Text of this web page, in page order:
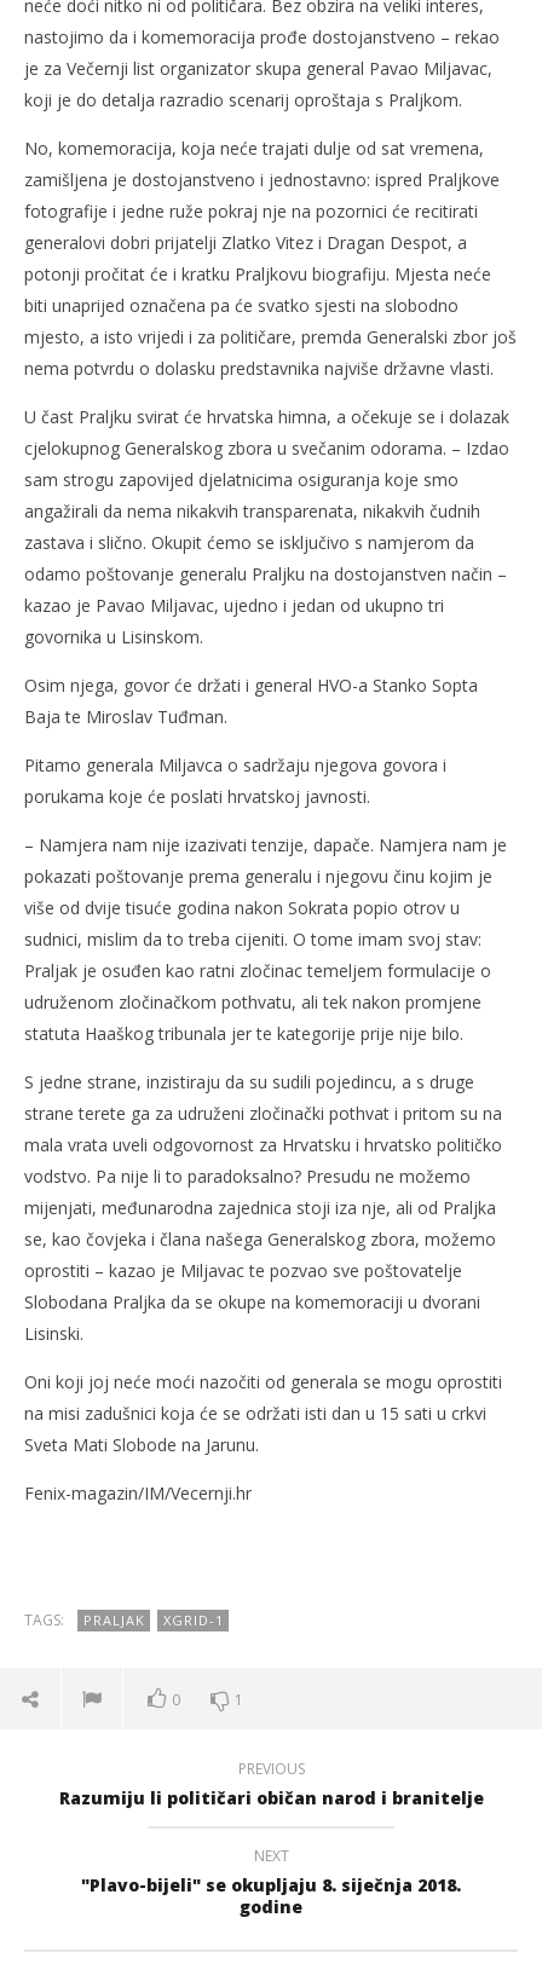
neće doći nitko ni od političara. Bez obzira na veliki interes,
nastojimo da i komemoracija prođe dostojanstveno – rekao
je za Večernji list organizator skupa general Pavao Miljavac,
koji je do detalja razradio scenarij oproštaja s Praljkom.
No, komemoracija, koja neće trajati dulje od sat vremena,
zamišljena je dostojanstveno i jednostavno: ispred Praljkove
fotografije i jedne ruže pokraj nje na pozornici će recitirati
generalovi dobri prijatelji Zlatko Vitez i Dragan Despot, a
potonji pročitat će i kratku Praljkovu biografiju. Mjesta neće
biti unaprijed označena pa će svatko sjesti na slobodno
mjesto, a isto vrijedi i za političare, premda Generalski zbor još
nema potvrdu o dolasku predstavnika najviše državne vlasti.
U čast Praljku svirat će hrvatska himna, a očekuje se i dolazak
cjelokupnog Generalskog zbora u svečanim odorama. – Izdao
sam strogu zapovijed djelatnicima osiguranja koje smo
angažirali da nema nikakvih transparenata, nikakvih čudnih
zastava i slično. Okupit ćemo se isključivo s namjerom da
odamo poštovanje generalu Praljku na dostojanstven način –
kazao je Pavao Miljavac, ujedno i jedan od ukupno tri
govornika u Lisinskom.
Osim njega, govor će držati i general HVO-a Stanko Sopta
Baja te Miroslav Tuđman.
Pitamo generala Miljavca o sadržaju njegova govora i
porukama koje će poslati hrvatskoj javnosti.
– Namjera nam nije izazivati tenzije, dapače. Namjera nam je
pokazati poštovanje prema generalu i njegovu činu kojim je
više od dvije tisuće godina nakon Sokrata popio otrov u
sudnici, mislim da to treba cijeniti. O tome imam svoj stav:
Praljak je osuđen kao ratni zločinac temeljem formulacije o
udruženom zločinačkom pothvatu, ali tek nakon promjene
statuta Haaškog tribunala jer te kategorije prije nije bilo.
S jedne strane, inzistiraju da su sudili pojedincu, a s druge
strane terete ga za udruženi zločinački pothvat i pritom su na
mala vrata uveli odgovornost za Hrvatsku i hrvatsko političko
vodstvo. Pa nije li to paradoksalno? Presudu ne možemo
mijenjati, međunarodna zajednica stoji iza nje, ali od Praljka
se, kao čovjeka i člana našega Generalskog zbora, možemo
oprostiti – kazao je Miljavac te pozvao sve poštovatelje
Slobodana Praljka da se okupe na komemoraciji u dvorani
Lisinski.
Oni koji joj neće moći nazočiti od generala se mogu oprostiti
na misi zadušnici koja će se održati isti dan u 15 sati u crkvi
Sveta Mati Slobode na Jarunu.
Fenix-magazin/IM/Vecernji.hr
TAGS: PRALJAK XGRID-1
0 1
PREVIOUS
Razumiju li političari običan narod i branitelje
NEXT
"Plavo-bijeli" se okupljaju 8. siječnja 2018.
godine